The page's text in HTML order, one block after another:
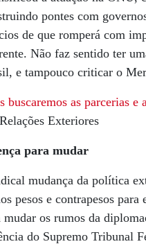
pontes com
de que romperá com
Não faz sentido ter
e tampouco criticar o
buscaremos as parcerias
Exteriores
para mudar
mudança da política
pesos e contrapesos
mudar os rumos da
do Supremo Tribunal